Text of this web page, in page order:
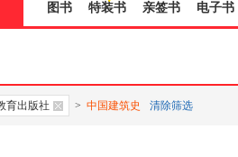
图书 特装书 亲签书 电子书
育出版社 > 中国建筑史 清除筛选